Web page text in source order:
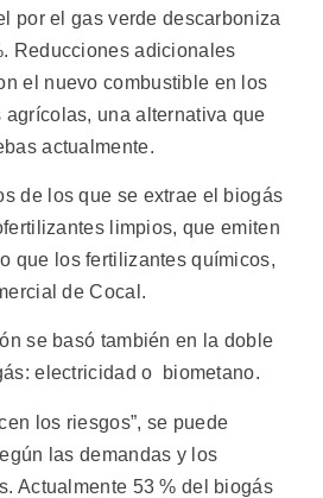
por el gas verde descarboniza
Reducciones adicionales
el nuevo combustible en los
una alternativa que
actualmente.
de los que se extrae el biogás
limpios, que emiten
que los fertilizantes químicos,
de Cocal.
se basó también en la doble
electricidad o biometano.
los riesgos”, se puede
las demandas y los
Actualmente 53 % del biogás